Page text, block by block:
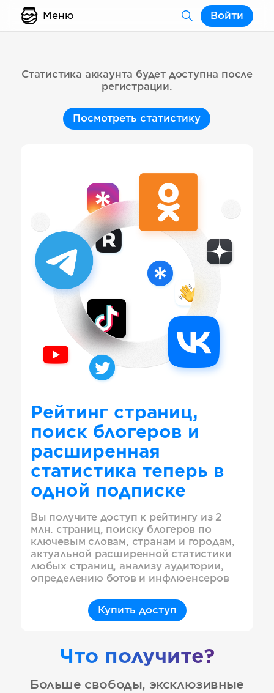
Меню Войти
Статистика аккаунта будет доступна после
регистрации.
Посмотреть статистику
Рейтинг страниц,
поиск блогеров и
расширенная
статистика теперь в
одной подписке
Вы получите доступ к рейтингу из 2
млн. страниц, поиску блогеров по
ключевым словам, странам и городам,
актуальной расширенной статистики
любых страниц, анализу аудитории,
определению ботов и инфлюенсеров
Купить доступ
Что получите?
Больше свободы, эксклюзивные